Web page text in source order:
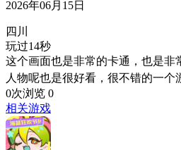
2026年06月15日
四川
玩过14秒
这个画面也是非常的卡通，也是非
人物呢也是很好看，很不错的一个
0次浏览 0
相关游戏